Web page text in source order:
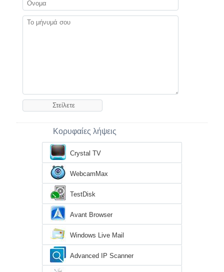
Κορυφαίες λήψεις
Crystal TV
WebcamMax
TestDisk
Avant Browser
Windows Live Mail
Advanced IP Scanner